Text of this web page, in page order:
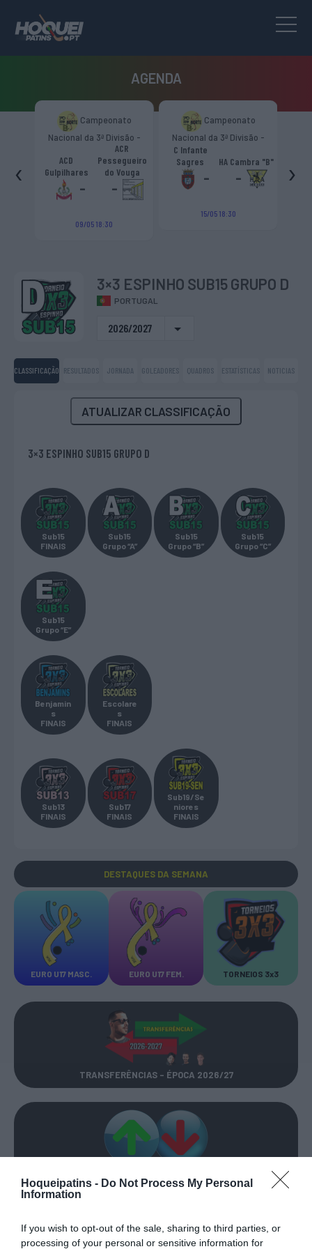
Hoqueipatins - Do Not Process My Personal
Information
If you wish to opt-out of the sale, sharing to third parties, or
processing of your personal or sensitive information for
AGENDA
Campeonato
Nacional da 3ª Divisão -
Gulpilhares
-
Pessegueiro
do Vouga
09/05 18:30
Campeonato
Nacional da 3ª Divisão -
Zona Norte “B”
C Infante
Sagres
-
HA Cambra "B"
15/05 18:30
‹ ›
3×3 ESPINHO SUB15 GRUPO D
PORTUGAL
2026/2027
CLASSIFICAÇÃO RESULTADOS JORNADA GOLEADORES QUADROS ESTATÍSTICAS NOTICIAS
ATUALIZAR CLASSIFICAÇÃO
3×3 ESPINHO SUB15 GRUPO D
Sub15
FINAIS
Sub15
Grupo “A”
Sub15
Grupo “B”
Sub15
Grupo “C”
Sub15
Grupo “E”
Benjamin
s
FINAIS
Escolare
s
FINAIS
Sub13
FINAIS
Sub17
FINAIS
Sub19/Se
niores
FINAIS
DESTAQUES DA SEMANA
EURO U17 MASC. EURO U17 FEM. TORNEIOS 3x3
TRANSFERÊNCIAS - ÉPOCA 2026/27